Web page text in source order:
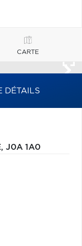
CARTE
DÉTAILS
J0A 1A0